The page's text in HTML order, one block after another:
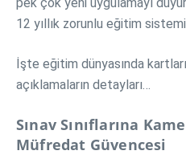
12 yıllık zorunlu eğitim
İşte eğitim dünyasında
açıklamaların detayları…
Sınav Sınıflarına
Müfredat Güvencesi